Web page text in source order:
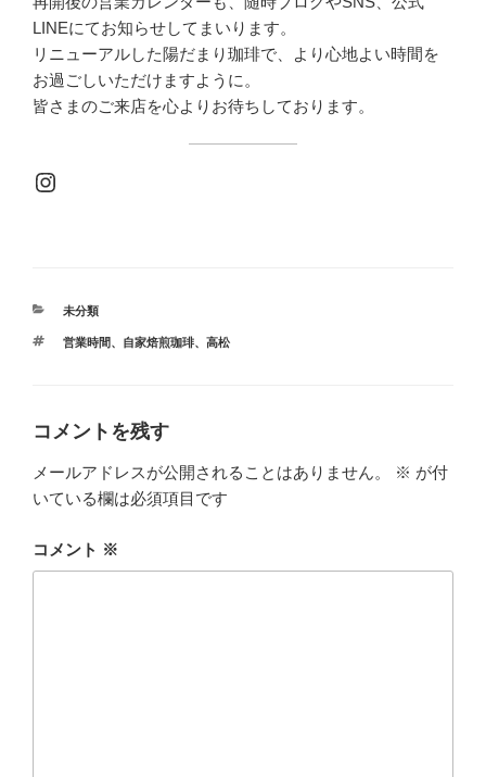
LINEにてお知らせしてまいります。
リニューアルした陽だまり珈琲で、より心地よい時間を
お過ごしいただけますように。
皆さまのご来店を心よりお待ちしております。
Instagram
カ
ゴ
未分類
タ
営業時間、 自家焙煎珈琲、 高松
コメントを残す
メールアドレスが公開されることはありません。 ※ が付
いている欄は必須項目です
コメント ※